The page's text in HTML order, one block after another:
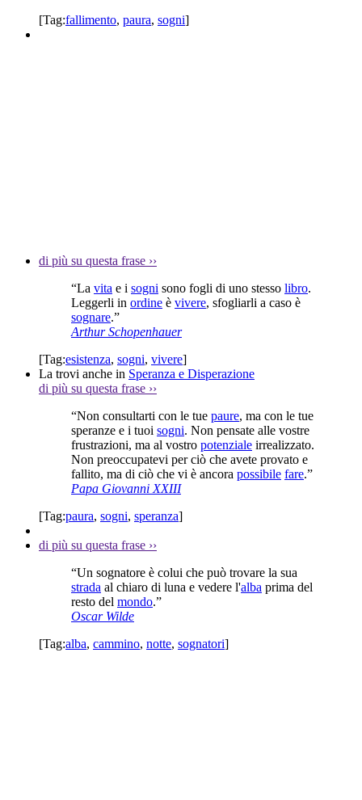
[Tag:fallimento, paura, sogni]
di più su questa frase ››
“La vita e i sogni sono fogli di uno stesso libro.
Leggerli in ordine è vivere, sfogliarli a caso è
sognare.”
Arthur Schopenhauer
[Tag:esistenza, sogni, vivere]
La trovi anche in Speranza e Disperazione
di più su questa frase ››
“Non consultarti con le tue paure, ma con le tue
speranze e i tuoi sogni. Non pensate alle vostre
frustrazioni, ma al vostro potenziale irrealizzato.
Non preoccupatevi per ciò che avete provato e
fallito, ma di ciò che vi è ancora possibile fare.”
Papa Giovanni XXIII
[Tag:paura, sogni, speranza]
di più su questa frase ››
“Un sognatore è colui che può trovare la sua
strada al chiaro di luna e vedere l'alba prima del
resto del mondo.”
Oscar Wilde
[Tag:alba, cammino, notte, sognatori]